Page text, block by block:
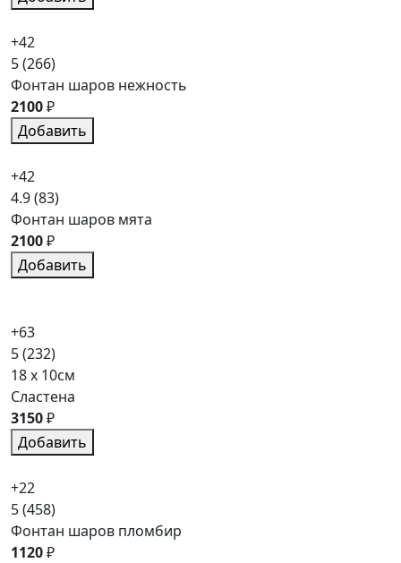
+42
5(266)
Фонтан шаров нежность
2100₽
Добавить
+42
4.9(83)
Фонтан шаров мята
2100₽
Добавить
+63
5(232)
18 x 10см
Сластена
3150₽
Добавить
+22
5(458)
Фонтан шаров пломбир
1120₽